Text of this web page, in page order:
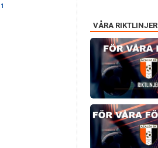
VÅRA RIKTLINJER